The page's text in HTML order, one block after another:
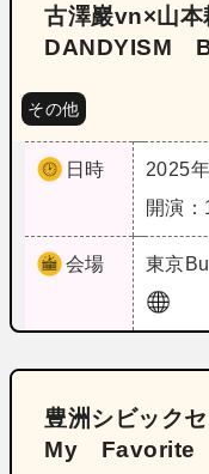
古澤巖vn×山
DANDYISM
その他
日時
2025
開演
会場 東京
豊洲シビック
My Favorite